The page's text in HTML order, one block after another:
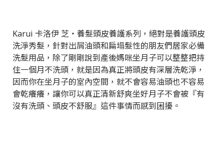
Karui 卡洛伊 芝‧養髮頭皮養護系列，絕對是養護頭皮
洗淨秀髮，針對出屑油頭和扁塌髮性的朋友們居家必備
洗髮用品，除了剛剛說到產後媽咪坐月子可以整整把持
住一個月不洗頭，就是因為真正將頭皮有深層洗乾淨，
因而你在坐月子的室內空間，就不會容易油頭也不容易
會乾癢癢，讓你可以真正清新舒爽坐好月子不會被『有
沒有洗頭、頭皮不舒服』這件事情而感到困擾。